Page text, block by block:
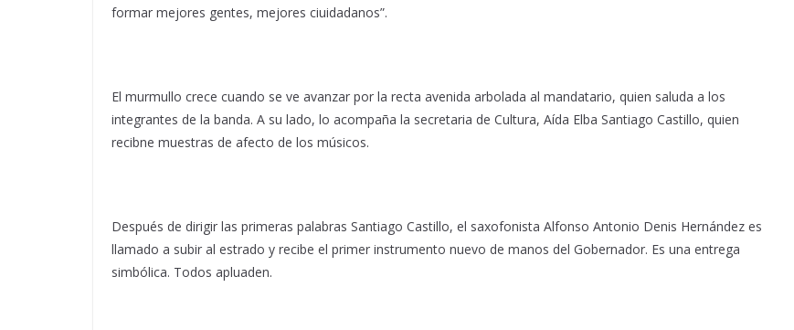
formar mejores gentes, mejores ciuidadanos”.
El murmullo crece cuando se ve avanzar por la recta avenida arbolada al mandatario, quien saluda a los
integrantes de la banda. A su lado, lo acompaña la secretaria de Cultura, Aída Elba Santiago Castillo, quien
recibne muestras de afecto de los músicos.
Después de dirigir las primeras palabras Santiago Castillo, el saxofonista Alfonso Antonio Denis Hernández es
llamado a subir al estrado y recibe el primer instrumento nuevo de manos del Gobernador. Es una entrega
simbólica. Todos apluaden.